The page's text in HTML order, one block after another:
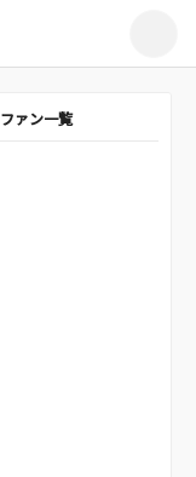
ファン一覧